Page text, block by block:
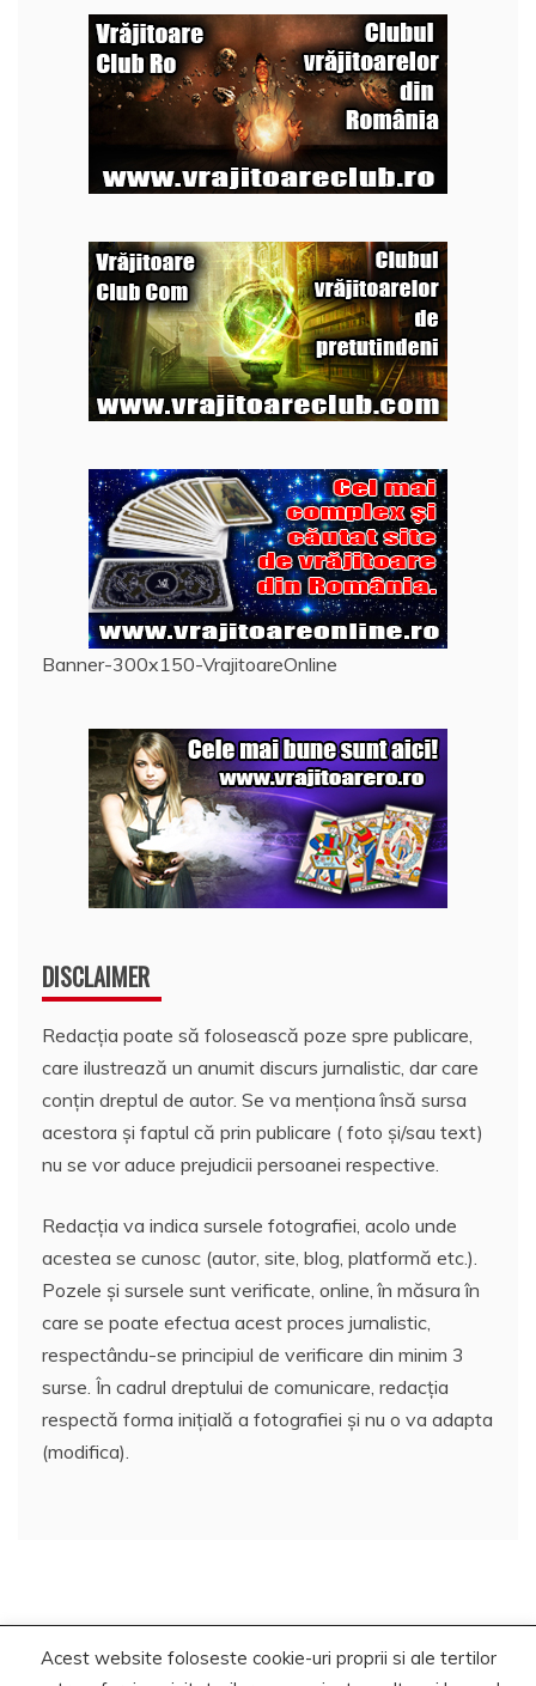
Banner-300x150-VrajitoareOnline
DISCLAIMER
Redacția poate să folosească poze spre publicare,
care ilustrează un anumit discurs jurnalistic, dar care
conțin dreptul de autor. Se va menționa însă sursa
acestora și faptul că prin publicare ( foto și/sau text)
nu se vor aduce prejudicii persoanei respective.
Redacția va indica sursele fotografiei, acolo unde
acestea se cunosc (autor, site, blog, platformă etc.).
Pozele și sursele sunt verificate, online, în măsura în
care se poate efectua acest proces jurnalistic,
respectându-se principiul de verificare din minim 3
surse. În cadrul dreptului de comunicare, redacția
respectă forma inițială a fotografiei și nu o va adapta
(modifica).
Copyrights. © 2020-2023 Segra Media
Acest website foloseste cookie-uri proprii si ale tertilor